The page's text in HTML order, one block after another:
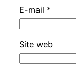
E-mail *
Site web